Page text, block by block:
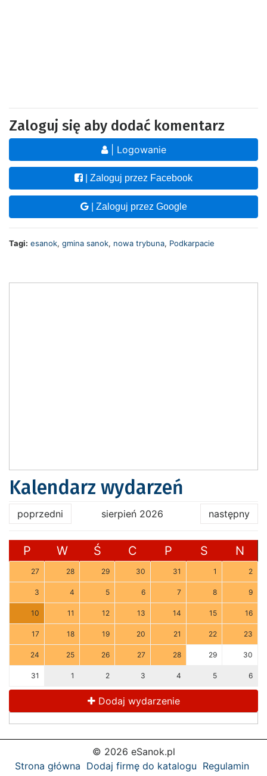
Zaloguj się aby dodać komentarz
| Logowanie
| Zaloguj przez Facebook
| Zaloguj przez Google
Tagi: esanok, gmina sanok, nowa trybuna, Podkarpacie
Kalendarz wydarzeń
poprzedni sierpień 2026 następny
P W Ś C P S N
27 28 29 30 31 1 2
3 4 5 6 7 8 9
10 11 12 13 14 15 16
17 18 19 20 21 22 23
24 25 26 27 28 29 30
31 1 2 3 4 5 6
Dodaj wydarzenie
© 2026 eSanok.pl
Strona główna Dodaj firmę do katalogu Regulamin